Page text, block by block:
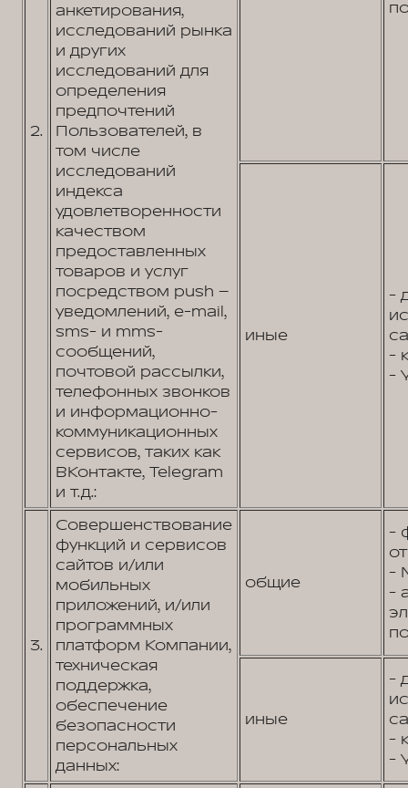
2.
анкетирования,
исследований рынка
и других
исследований для
определения
предпочтений
Пользователей, в
том числе
исследований
индекса
удовлетворенности
качеством
предоставленных
товаров и услуг
посредством push –
уведомлений, e-mail,
sms- и mms-
сообщений,
почтовой рассылки,
телефонных звонков
и информационно-
коммуникационных
сервисов, таких как
ВКонтакте, Telegram
и т.д.:
иные
-
-
-
3.
Совершенствование
функций и сервисов
сайтов и/или
мобильных
приложений, и/или
программных
платформ Компании,
техническая
поддержка,
обеспечение
безопасности
персональных
данных:
общие
-
-
-
иные
-
-
-